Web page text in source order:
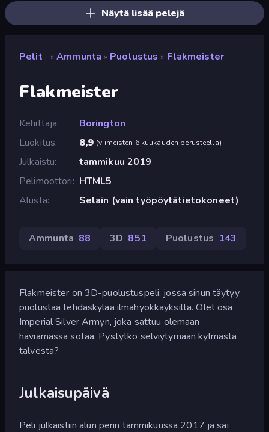
Näytä lisää pelejä
Pelit » Ammunta » Puolustus » Flakmeister
Flakmeister
Kehittäjä
Borington
Luokitus
8,9 (viimeisten 6 kuukauden perusteella)
Julkaistu
tammikuu 2019
Pelimoottori
HTML5
Alusta
Selain (vain työpöytätietokoneet)
Ammunta 88 3D 851 Puolustus 143
Flakmeister on 3D-puolustuspeli, jossa sinun täytyy
puolustaa tehdaskylää ilmahyökkäyksiltä. Olet osa
Imperial Silver Armyn, joka sattuu olemaan
häviämässä sotaa. Pystytkö selviytymään kylmästä
talvesta?
Julkaisupäivä
Peli julkaistiin alun perin tammikuussa 2017 ja sai